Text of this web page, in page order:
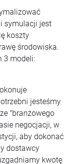
symulacji jest
koszty
środowiska.
3 modeli:
jesteśmy
"branżowego
negocjacji, w
aby dokonać
dostawcy
kwotę